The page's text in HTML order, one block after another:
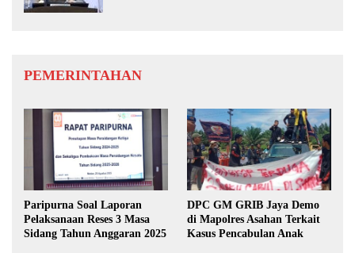
PEMERINTAHAN
Paripurna Soal Laporan
Pelaksanaan Reses 3 Masa
Sidang Tahun Anggaran 2025
DPC GM GRIB Jaya Demo
di Mapolres Asahan Terkait
Kasus Pencabulan Anak